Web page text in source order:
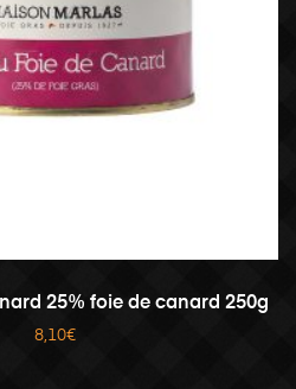
AU PANIER
25% foie de canard 250g
8,10€